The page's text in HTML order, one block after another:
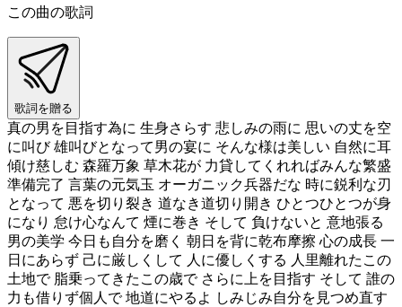
この曲の歌詞
歌詞を贈る
真の男を目指す為に 生身さらす 悲しみの雨に 思いの丈を空
に叫び 雄叫びとなって男の宴に そんな様は美しい 自然に耳
傾け慈しむ 森羅万象 草木花が 力貸してくれればみんな繁盛
準備完了 言葉の元気玉 オーガニック兵器だな 時に鋭利な刃
となって 悪を切り裂き 道なき道切り開き ひとつひとつが身
になり 怠け心なんて 煙に巻き そして 負けないと 意地張る
男の美学 今日も自分を磨く 朝日を背に乾布摩擦 心の成長 一
日にあらず 己に厳しくして 人に優しくする 人里離れたこの
土地で 脂乗ってきたこの歳で さらに上を目指す そして 誰の
力も借りず個人で 地道にやるよ しみじみ自分を見つめ直す